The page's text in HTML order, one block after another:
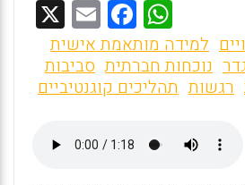
W
h
at
s
A
p
F
a
ce
b
o
o
E
m
ai
l
למידה מותאמת אישית
נוכחות חברתית סביבות
רגשות תהליכים קוגנטיביים